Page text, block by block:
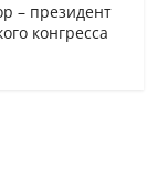
– президент
конгресса